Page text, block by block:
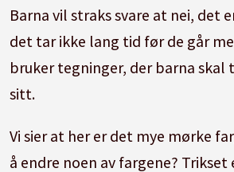
Barna vil straks svare at nei, det
det tar ikke lang tid før de går
bruker tegninger, der barna
sitt.
Vi sier at her er det mye mørke
å endre noen av fargene? Trikset